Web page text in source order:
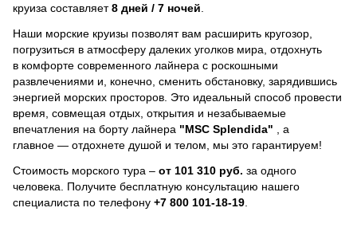
круиза составляет8 дней / 7 ночей
Наши морские круизы позволят вам расширить кругозор,
погрузиться в атмосферу далеких уголков мира, отдохнуть
в комфорте современного лайнера с роскошными
развлечениями и, конечно, сменить обстановку, зарядившись
энергией морских просторов. Это идеальный способ провести
время, совмещая отдых, открытия и незабываемые
впечатления на борту лайнера "MSC Splendida"
, a
главное — отдохнете душой и телом, мы это гарантируем!
Стоимость морского тура – от 101 310 руб. за одного
человека. Получите бесплатную консультацию нашего
специалиста по телефону +7 800 101-18-19